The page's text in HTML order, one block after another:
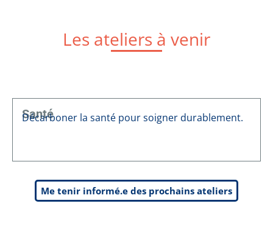
Les ateliers à venir
Santé
Décarboner la santé pour soigner durablement.
Me tenir informé.e des prochains ateliers